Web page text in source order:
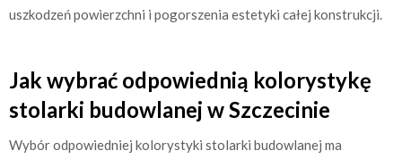
uszkodzeń powierzchni i pogorszenia estetyki całej konstrukcji.
Jak wybrać odpowiednią kolorystykę
stolarki budowlanej w Szczecinie
Wybór odpowiedniej kolorystyki stolarki budowlanej ma